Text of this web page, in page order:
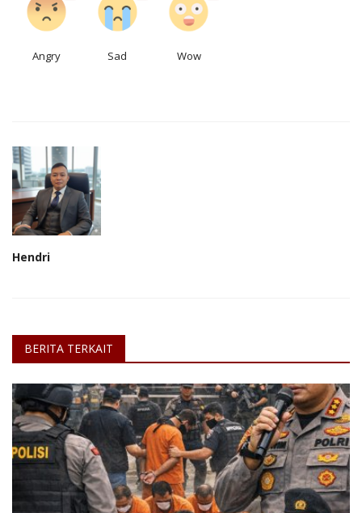
Angry Sad Wow
Hendri
BERITA TERKAIT